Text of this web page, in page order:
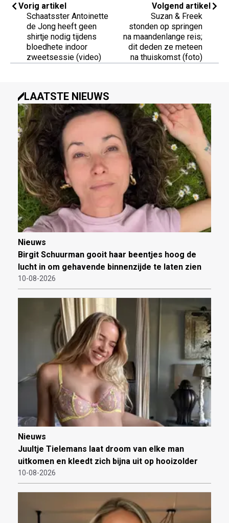
Vorig artikel
Schaatsster Antoinette
de Jong heeft geen
shirtje nodig tijdens
bloedhete indoor
zweetsessie (video)
Volgend artikel
Suzan & Freek
stonden op springen
na maandenlange reis;
dit deden ze meteen
na thuiskomst (foto)
LAATSTE NIEUWS
Nieuws
Birgit Schuurman gooit haar beentjes hoog de
lucht in om gehavende binnenzijde te laten zien
10-08-2026
Nieuws
Juultje Tielemans laat droom van elke man
uitkomen en kleedt zich bijna uit op hooizolder
10-08-2026